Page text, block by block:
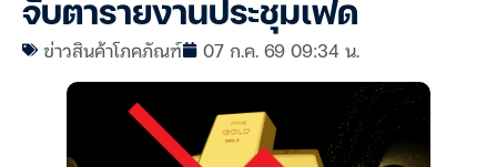
จับตารายงานประชุมเฟด
ข่าวสินค้าโภคภัณฑ์ 07 ก.ค. 69 09:34 น.